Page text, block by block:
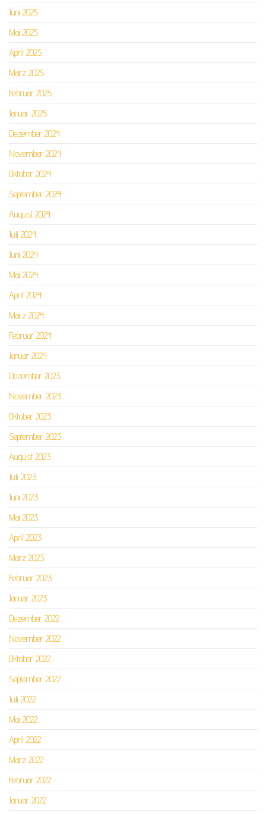
Juni 2025
Mai 2025
April 2025
März 2025
Februar 2025
Januar 2025
Dezember 2024
November 2024
Oktober 2024
September 2024
August 2024
Juli 2024
Juni 2024
Mai 2024
April 2024
März 2024
Februar 2024
Januar 2024
Dezember 2023
November 2023
Oktober 2023
September 2023
August 2023
Juli 2023
Juni 2023
Mai 2023
April 2023
März 2023
Februar 2023
Januar 2023
Dezember 2022
November 2022
Oktober 2022
September 2022
Juli 2022
Mai 2022
April 2022
März 2022
Februar 2022
Januar 2022